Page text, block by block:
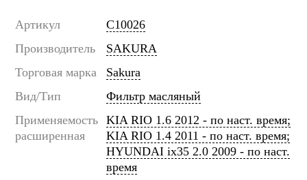
Артикул
C10026
Производитель
SAKURA
Торговая марка
Sakura
Вид/Тип
Фильтр масляный
Применяемость
расширенная
KIA RIO 1.6 2012 - по наст. время;
KIA RIO 1.4 2011 - по наст. время;
HYUNDAI ix35 2.0 2009 - по наст.
время